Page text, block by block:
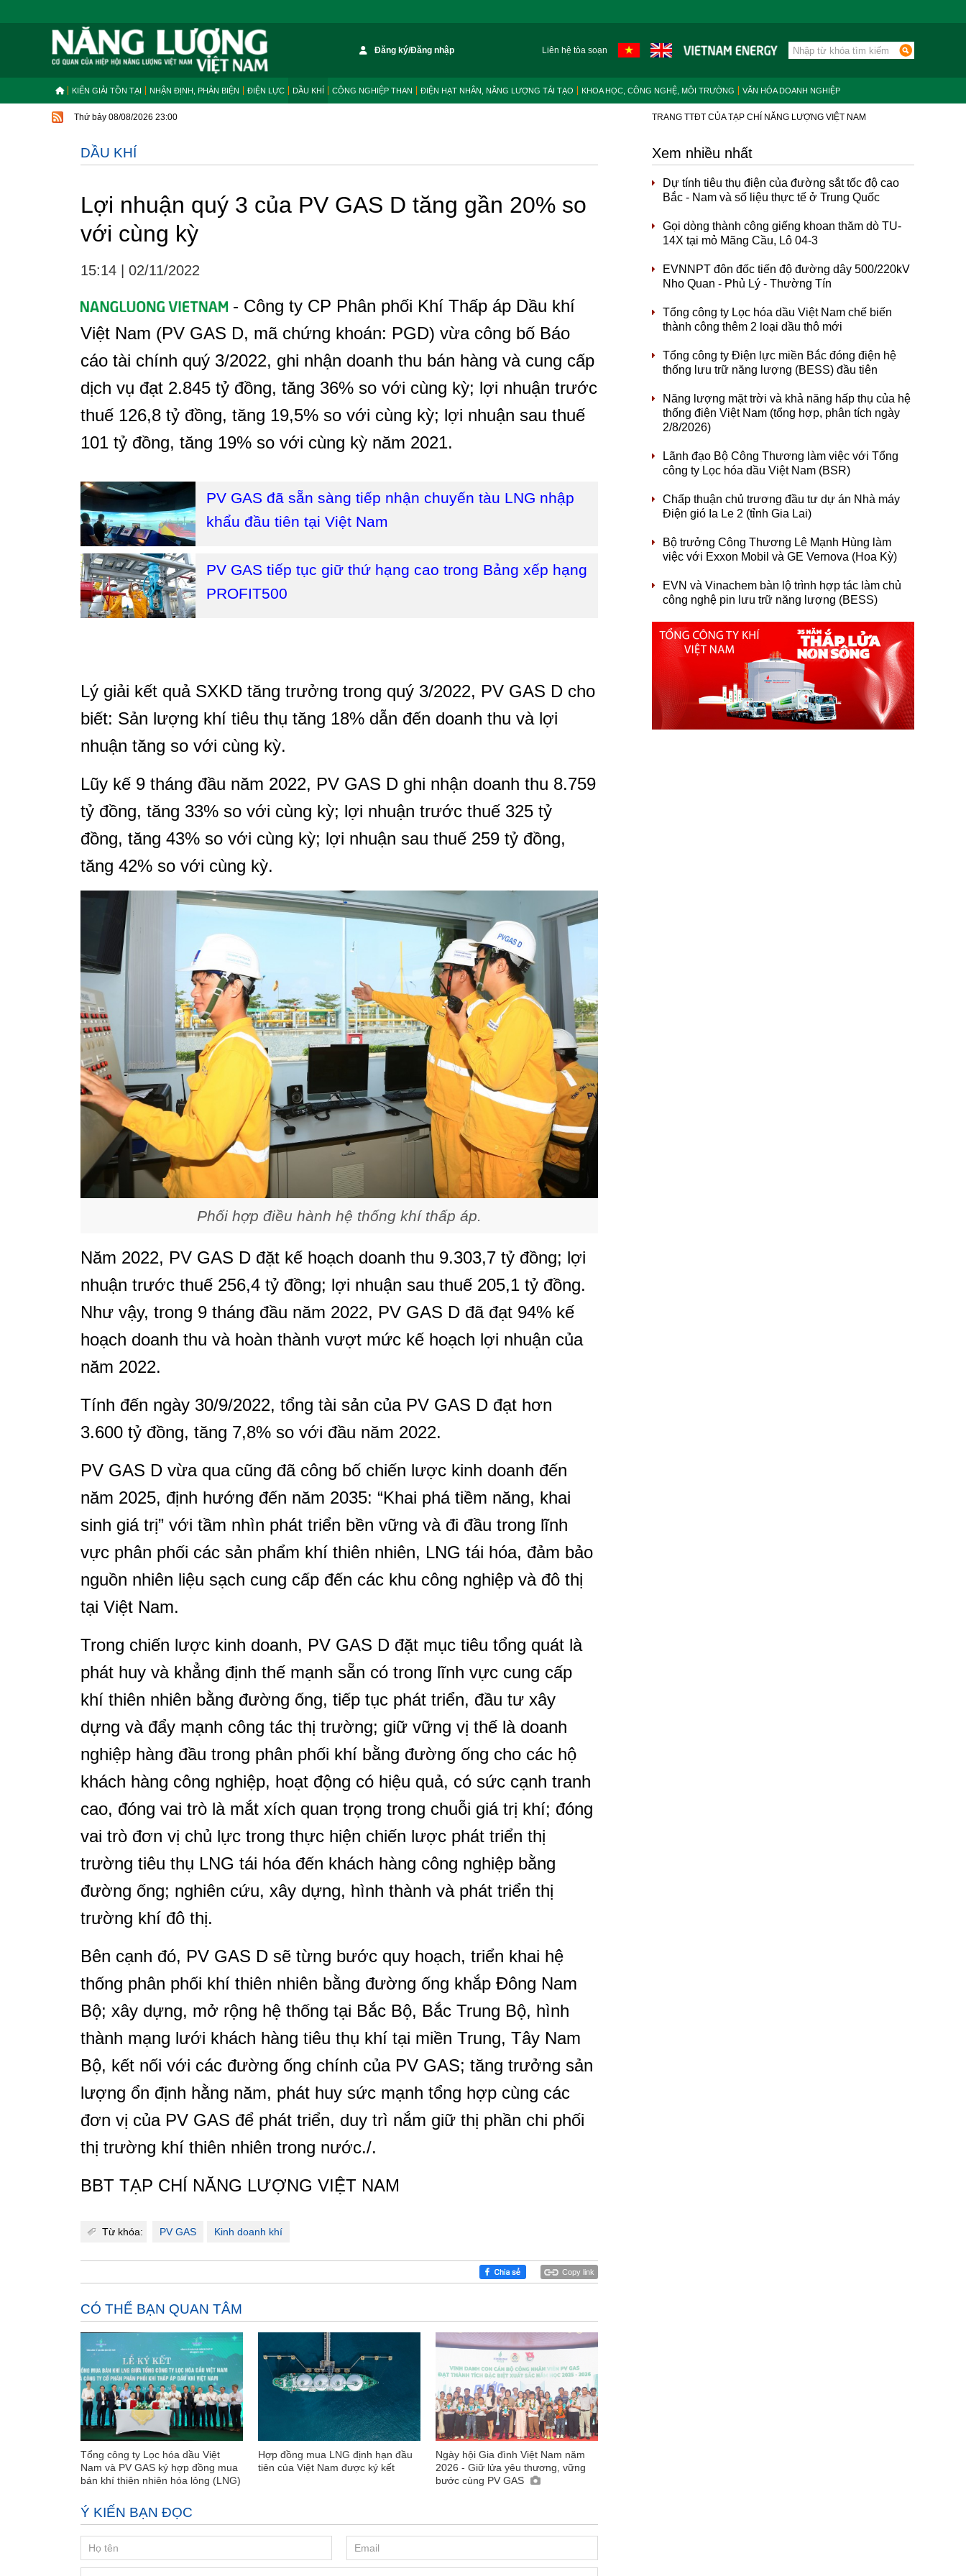
Đăng ký/Đăng nhập Liên hệ tòa soạn
KIẾN GIẢI TỒN TẠI NHẬN ĐỊNH, PHẢN BIỆN ĐIỆN LỰC DẦU KHÍ CÔNG NGHIỆP THAN ĐIỆN HẠT NHÂN, NĂNG LƯỢNG TÁI TẠO KHOA HỌC, CÔNG NGHỆ, MÔI TRƯỜNG VĂN HÓA DOANH NGHIỆP
Thứ bảy 08/08/2026 23:00 TRANG TTĐT CỦA TẠP CHÍ NĂNG LƯỢNG VIỆT NAM
DẦU KHÍ
Lợi nhuận quý 3 của PV GAS D tăng gần 20% so
với cùng kỳ
15:14 02/11/2022
- Công ty CP Phân phối Khí Thấp áp Dầu khí
Việt Nam (PV GAS D, mã chứng khoán: PGD) vừa công bố Báo
cáo tài chính quý 3/2022, ghi nhận doanh thu bán hàng và cung cấp
dịch vụ đạt 2.845 tỷ đồng, tăng 36% so với cùng kỳ; lợi nhuận trước
thuế 126,8 tỷ đồng, tăng 19,5% so với cùng kỳ; lợi nhuận sau thuế
101 tỷ đồng, tăng 19% so với cùng kỳ năm 2021.
PV GAS đã sẵn sàng tiếp nhận chuyến tàu LNG nhập
khẩu đầu tiên tại Việt Nam
PV GAS tiếp tục giữ thứ hạng cao trong Bảng xếp hạng
PROFIT500
Lý giải kết quả SXKD tăng trưởng trong quý 3/2022, PV GAS D cho
biết: Sản lượng khí tiêu thụ tăng 18% dẫn đến doanh thu và lợi
nhuận tăng so với cùng kỳ.
Lũy kế 9 tháng đầu năm 2022, PV GAS D ghi nhận doanh thu 8.759
tỷ đồng, tăng 33% so với cùng kỳ; lợi nhuận trước thuế 325 tỷ
đồng, tăng 43% so với cùng kỳ; lợi nhuận sau thuế 259 tỷ đồng,
tăng 42% so với cùng kỳ.
Phối hợp điều hành hệ thống khí thấp áp.
Năm 2022, PV GAS D đặt kế hoạch doanh thu 9.303,7 tỷ đồng; lợi
nhuận trước thuế 256,4 tỷ đồng; lợi nhuận sau thuế 205,1 tỷ đồng.
Như vậy, trong 9 tháng đầu năm 2022, PV GAS D đã đạt 94% kế
hoạch doanh thu và hoàn thành vượt mức kế hoạch lợi nhuận của
năm 2022.
Tính đến ngày 30/9/2022, tổng tài sản của PV GAS D đạt hơn
3.600 tỷ đồng, tăng 7,8% so với đầu năm 2022.
PV GAS D vừa qua cũng đã công bố chiến lược kinh doanh đến
năm 2025, định hướng đến năm 2035: “Khai phá tiềm năng, khai
sinh giá trị” với tầm nhìn phát triển bền vững và đi đầu trong lĩnh
vực phân phối các sản phẩm khí thiên nhiên, LNG tái hóa, đảm bảo
nguồn nhiên liệu sạch cung cấp đến các khu công nghiệp và đô thị
tại Việt Nam.
Trong chiến lược kinh doanh, PV GAS D đặt mục tiêu tổng quát là
phát huy và khẳng định thế mạnh sẵn có trong lĩnh vực cung cấp
khí thiên nhiên bằng đường ống, tiếp tục phát triển, đầu tư xây
dựng và đẩy mạnh công tác thị trường; giữ vững vị thế là doanh
nghiệp hàng đầu trong phân phối khí bằng đường ống cho các hộ
khách hàng công nghiệp, hoạt động có hiệu quả, có sức cạnh tranh
cao, đóng vai trò là mắt xích quan trọng trong chuỗi giá trị khí; đóng
vai trò đơn vị chủ lực trong thực hiện chiến lược phát triển thị
trường tiêu thụ LNG tái hóa đến khách hàng công nghiệp bằng
đường ống; nghiên cứu, xây dựng, hình thành và phát triển thị
trường khí đô thị.
Bên cạnh đó, PV GAS D sẽ từng bước quy hoạch, triển khai hệ
thống phân phối khí thiên nhiên bằng đường ống khắp Đông Nam
Bộ; xây dựng, mở rộng hệ thống tại Bắc Bộ, Bắc Trung Bộ, hình
thành mạng lưới khách hàng tiêu thụ khí tại miền Trung, Tây Nam
Bộ, kết nối với các đường ống chính của PV GAS; tăng trưởng sản
lượng ổn định hằng năm, phát huy sức mạnh tổng hợp cùng các
đơn vị của PV GAS để phát triển, duy trì nắm giữ thị phần chi phối
thị trường khí thiên nhiên trong nước./.
BBT TẠP CHÍ NĂNG LƯỢNG VIỆT NAM
Từ khóa: PV GAS Kinh doanh khí
Copy link
CÓ THỂ BẠN QUAN TÂM
Tổng công ty Lọc hóa dầu Việt
Nam và PV GAS ký hợp đồng mua
bán khí thiên nhiên hóa lỏng (LNG)
Hợp đồng mua LNG định hạn đầu
tiên của Việt Nam được ký kết
Ngày hội Gia đình Việt Nam năm
2026 - Giữ lửa yêu thương, vững
bước cùng PV GAS
Ý KIẾN BẠN ĐỌC
Xem nhiều nhất
Dự tính tiêu thụ điện của đường sắt tốc độ cao
Bắc - Nam và số liệu thực tế ở Trung Quốc
Gọi dòng thành công giếng khoan thăm dò TU-
14X tại mỏ Mãng Cầu, Lô 04-3
EVNNPT đôn đốc tiến độ đường dây 500/220kV
Nho Quan - Phủ Lý - Thường Tín
Tổng công ty Lọc hóa dầu Việt Nam chế biến
thành công thêm 2 loại dầu thô mới
Tổng công ty Điện lực miền Bắc đóng điện hệ
thống lưu trữ năng lượng (BESS) đầu tiên
Năng lượng mặt trời và khả năng hấp thụ của hệ
thống điện Việt Nam (tổng hợp, phân tích ngày
2/8/2026)
Lãnh đạo Bộ Công Thương làm việc với Tổng
công ty Lọc hóa dầu Việt Nam (BSR)
Chấp thuận chủ trương đầu tư dự án Nhà máy
Điện gió Ia Le 2 (tỉnh Gia Lai)
Bộ trưởng Công Thương Lê Mạnh Hùng làm
việc với Exxon Mobil và GE Vernova (Hoa Kỳ)
EVN và Vinachem bàn lộ trình hợp tác làm chủ
công nghệ pin lưu trữ năng lượng (BESS)